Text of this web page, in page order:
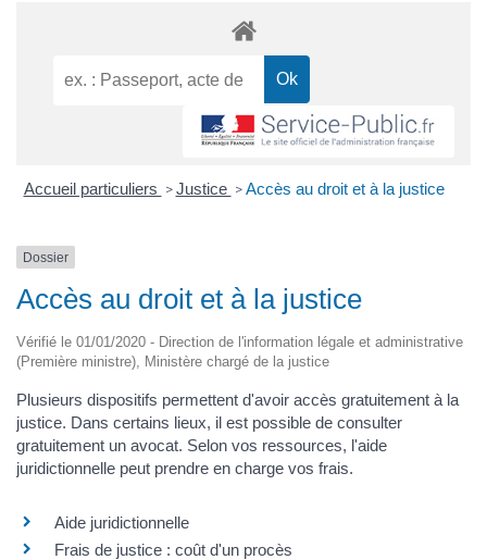
Accueil particuliers > Justice > Accès au droit et à la justice
Dossier
Accès au droit et à la justice
Vérifié le 01/01/2020 - Direction de l'information légale et administrative
(Première ministre), Ministère chargé de la justice
Plusieurs dispositifs permettent d'avoir accès gratuitement à la
justice. Dans certains lieux, il est possible de consulter
gratuitement un avocat. Selon vos ressources, l'aide
juridictionnelle peut prendre en charge vos frais.
Aide juridictionnelle
Frais de justice : coût d'un procès